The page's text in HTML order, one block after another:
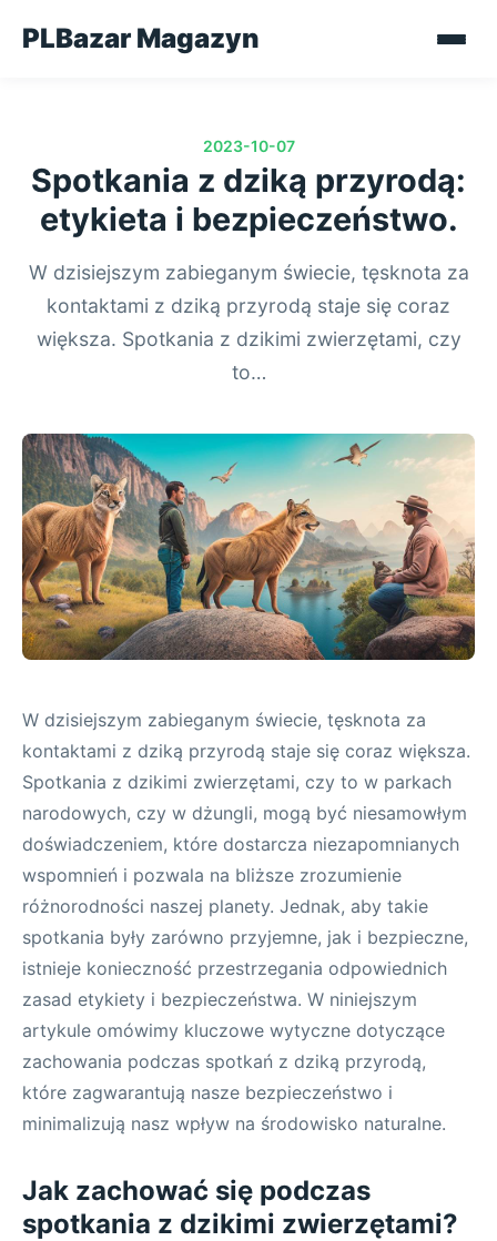
PLBazar Magazyn
2023-10-07
Spotkania z dziką przyrodą:
etykieta i bezpieczeństwo.
W dzisiejszym zabieganym świecie, tęsknota za
kontaktami z dziką przyrodą staje się coraz
większa. Spotkania z dzikimi zwierzętami, czy
to…
W dzisiejszym zabieganym świecie, tęsknota za
kontaktami z dziką przyrodą staje się coraz większa.
Spotkania z dzikimi zwierzętami, czy to w parkach
narodowych, czy w dżungli, mogą być niesamowłym
doświadczeniem, które dostarcza niezapomnianych
wspomnień i pozwala na bliższe zrozumienie
różnorodności naszej planety. Jednak, aby takie
spotkania były zarówno przyjemne, jak i bezpieczne,
istnieje konieczność przestrzegania odpowiednich
zasad etykiety i bezpieczeństwa. W niniejszym
artykule omówimy kluczowe wytyczne dotyczące
zachowania podczas spotkań z dziką przyrodą,
które zagwarantują nasze bezpieczeństwo i
minimalizują nasz wpływ na środowisko naturalne.
Jak zachować się podczas
spotkania z dzikimi zwierzętami?